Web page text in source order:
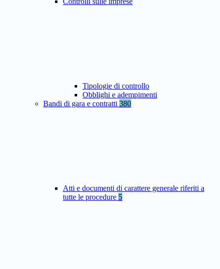
Tipologie di controllo
Obblighi e adempimenti
Bandi di gara e contratti 380
Atti e documenti di carattere generale riferiti a
tutte le procedure 5